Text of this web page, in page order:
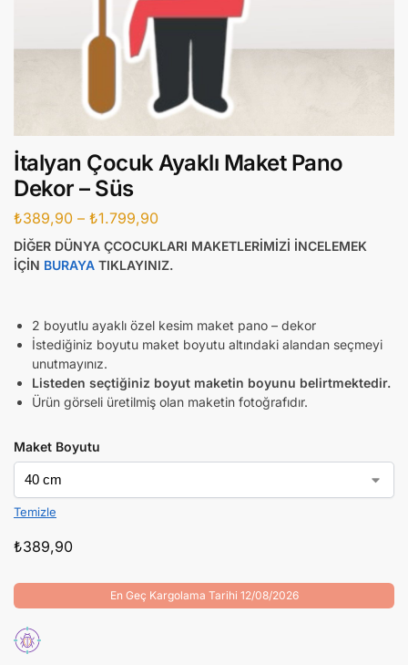
İtalyan Çocuk Ayaklı Maket Pano
Dekor – Süs
₺389,90 – ₺1.799,90
DİĞER DÜNYA ÇCOCUKLARI MAKETLERİMİZİ İNCELEMEK
İÇİN BURAYA TIKLAYINIZ.
2 boyutlu ayaklı özel kesim maket pano – dekor
İstediğiniz boyutu maket boyutu altındaki alandan seçmeyi
unutmayınız.
Listeden seçtiğiniz boyut maketin boyunu belirtmektedir.
Ürün görseli üretilmiş olan maketin fotoğrafıdır.
Maket Boyutu
Temizle
₺389,90
En Geç Kargolama Tarihi 12/08/2026